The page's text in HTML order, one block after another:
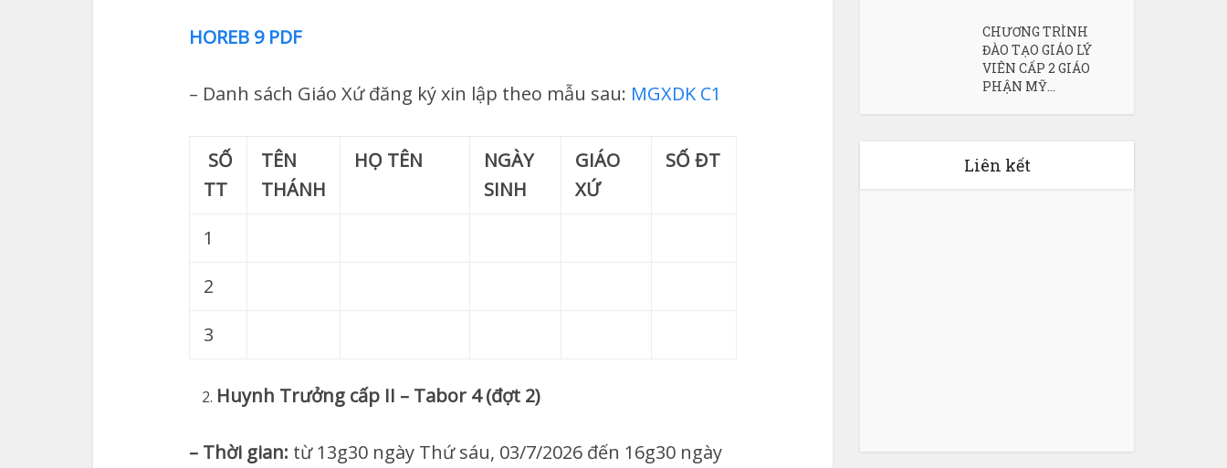
HOREB 9 PDF
– Danh sách Giáo Xứ đăng ký xin lập theo mẫu sau: MGXDK C1
SỐ
TT
TÊN
THÁNH
HỌ TÊN
NGÀY
SINH
GIÁO
XỨ
SỐ ĐT
1
2
3
Huynh Trưởng cấp II – Tabor 4 (đợt 2)
– Thời gian: từ 13g30 ngày Thứ sáu, 03/7/2026 đến 16g30 ngày
CHƯƠNG TRÌNH
ĐÀO TẠO GIÁO LÝ
VIÊN CẤP 2 GIÁO
PHẬN MỸ...
Liên kết